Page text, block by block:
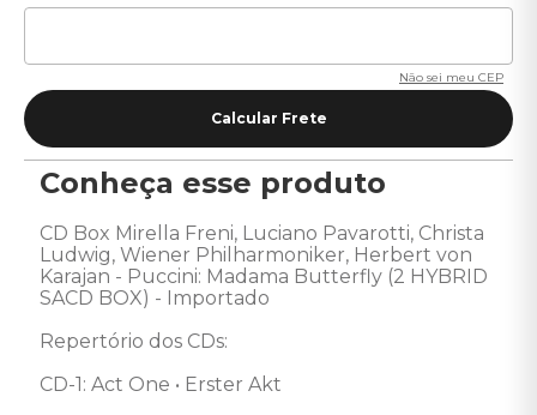
Não sei meu CEP
Conheça esse produto
CD Box Mirella Freni, Luciano Pavarotti, Christa
Ludwig, Wiener Philharmoniker, Herbert von
Karajan - Puccini: Madama Butterfly (2 HYBRID
SACD BOX) - Importado
Repertório dos CDs:
CD-1: Act One • Erster Akt